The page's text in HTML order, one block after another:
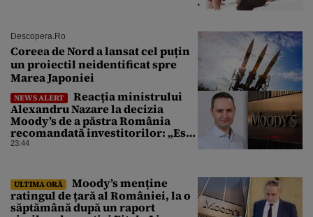
Descopera.ro
Coreea de Nord a lansat cel puțin
un proiectil neidentificat spre
Marea Japoniei
NEWS ALERT
Reacția ministrului
Alexandru Nazare la decizia
Moody’s de a păstra România
recomandată investitorilor: „Este
un răgaz, dar în niciun caz un
23:44
ULTIMA ORĂ
Moody’s menține
ratingul de țară al României, la o
săptămână după un raport